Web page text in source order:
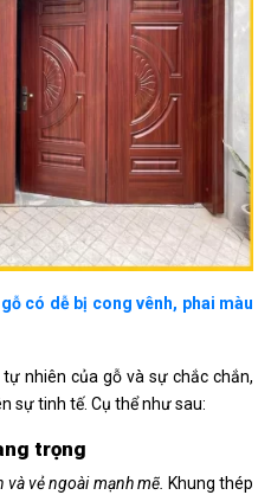
có dễ bị cong vênh, phai màu
nhiên của gỗ và sự chắc chắn,
sự tinh tế. Cụ thể như sau:
trọng
và vẻ ngoài mạnh mẽ. Khung thép